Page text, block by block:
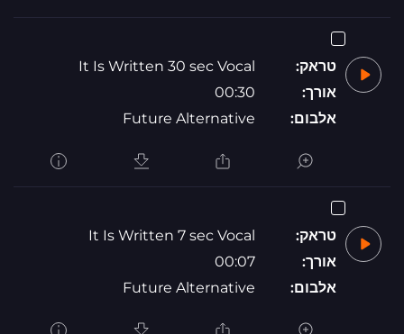
טראק:
It Is Written 30 sec Vocal
אורך:
00:30
אלבום:
Future Alternative
טראק:
It Is Written 7 sec Vocal
אורך:
00:07
אלבום:
Future Alternative